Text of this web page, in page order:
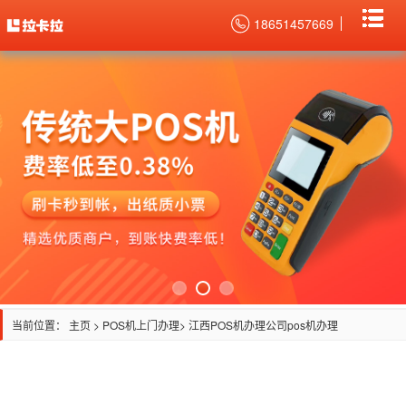
18651457669
当前位置： 主页 > POS机上门办理> 江西POS机办理公司pos机办理